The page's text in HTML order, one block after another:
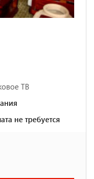
ТВ
не требуется